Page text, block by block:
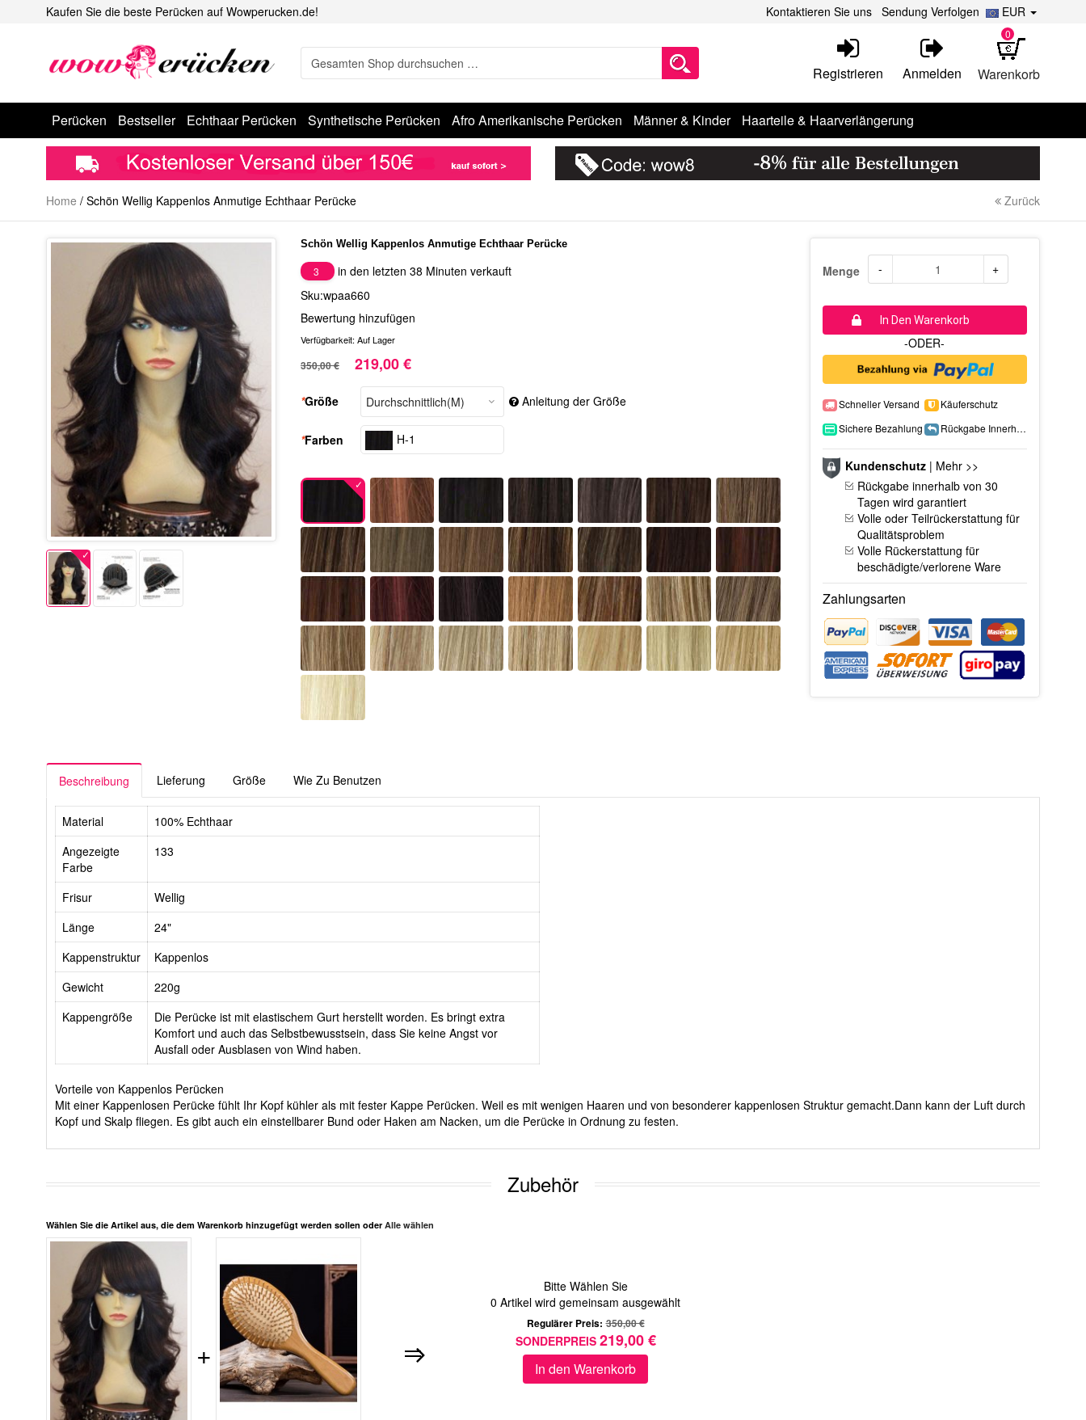
Kaufen Sie die beste Perücken auf Wowperucken.de! EUR
Kontaktieren Sie uns Sendung Verfolgen
Warenkorb
0
Registrieren Anmelden
Perücken Bestseller Echthaar Perücken Synthetische Perücken Afro Amerikanische Perücken Männer & Kinder Haarteile & Haarverlängerung
Home / Schön Wellig Kappenlos Anmutige Echthaar Perücke Zurück
Schön Wellig Kappenlos Anmutige Echthaar Perücke
3
in den letzten 38 Minuten verkauft
Sku:wpaa660
Bewertung hinzufügen
Verfügbarkeit: Auf Lager
350,00 € 219,00 €
*Größe Anleitung der Größe
*Farben H-1
Menge - +
In Den Warenkorb
-ODER-
Schneller Versand
Käuferschutz
Sichere Bezahlung
Rückgabe Innerhalb 15 Tage
Kundenschutz| Mehr >>
Rückgabe innerhalb von 30
Tagen wird garantiert
Volle oder Teilrückerstattung für
Qualitätsproblem
Volle Rückerstattung für
beschädigte/verlorene Ware
Zahlungsarten
Beschreibung Lieferung Größe Wie Zu Benutzen
Material
100% Echthaar
Angezeigte
Farbe
133
Frisur
Wellig
Länge
24"
Kappenstruktur
Kappenlos
Gewicht
220g
Kappengröße
Die Perücke ist mit elastischem Gurt herstellt worden. Es bringt extra
Komfort und auch das Selbstbewusstsein, dass Sie keine Angst vor
Ausfall oder Ausblasen von Wind haben.
Vorteile von Kappenlos Perücken
Mit einer Kappenlosen Perücke fühlt Ihr Kopf kühler als mit fester Kappe Perücken. Weil es mit wenigen Haaren und von besonderer kappenlosen Struktur gemacht.Dann kann der Luft durch
Kopf und Skalp fliegen. Es gibt auch ein einstellbarer Bund oder Haken am Nacken, um die Perücke in Ordnung zu festen.
Zubehör
Wählen Sie die Artikel aus, die dem Warenkorb hinzugefügt werden sollen oder Alle wählen
+
Bitte Wählen Sie
0 Artikel wird gemeinsam ausgewählt
Regulärer Preis: 350,00 €
SONDERPREIS 219,00 €
In den Warenkorb